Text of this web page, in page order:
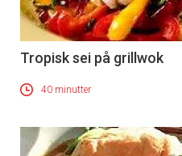
Tropisk sei på grillwok
40 minutter